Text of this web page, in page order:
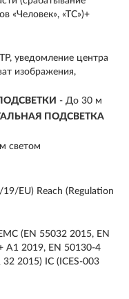
«Человек», «ТС»)+
уведомление центра
изображения,
- До 30 м
ПОДСВЕТКА
светом
EU) Reach (Regulation
(EN 55032 2015, EN
A1 2019, EN 50130-4
2015) IC (ICES-003